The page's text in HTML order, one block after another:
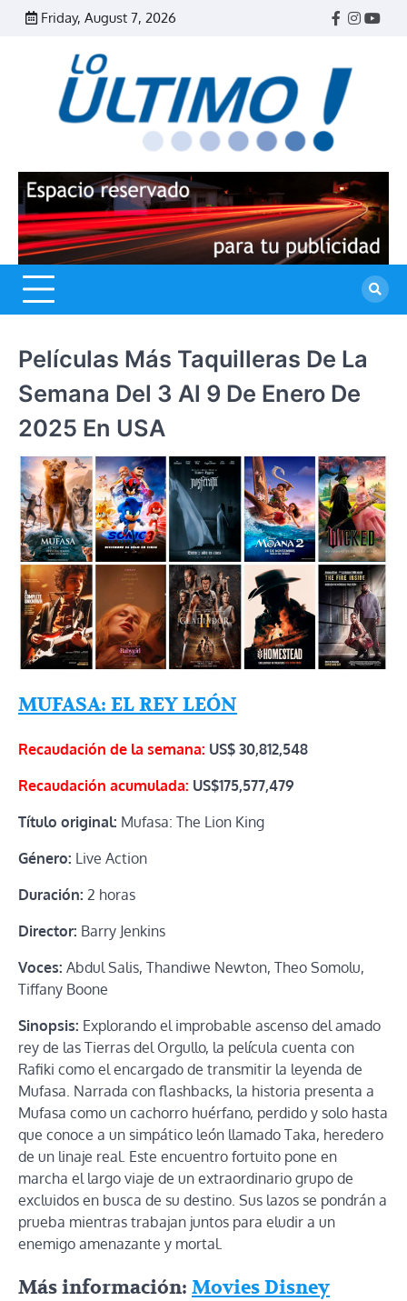
Skip
Friday, August 7, 2026
Facebook
Películas Más Taquilleras De La
Semana Del 3 Al 9 De Enero De
2025 En USA
MUFASA: EL REY LEÓN
Recaudación de la semana: US$ 30,812,548
Recaudación acumulada: US$175,577,479
Título original: Mufasa: The Lion King
Género: Live Action
Duración: 2 horas
Director: Barry Jenkins
Voces: Abdul Salis, Thandiwe Newton, Theo Somolu,
Tiffany Boone
Sinopsis: Explorando el improbable ascenso del amado
rey de las Tierras del Orgullo, la película cuenta con
Rafiki como el encargado de transmitir la leyenda de
Mufasa. Narrada con flashbacks, la historia presenta a
Mufasa como un cachorro huérfano, perdido y solo hasta
que conoce a un simpático león llamado Taka, heredero
de un linaje real. Este encuentro fortuito pone en
marcha el largo viaje de un extraordinario grupo de
excluidos en busca de su destino. Sus lazos se pondrán a
prueba mientras trabajan juntos para eludir a un
enemigo amenazante y mortal.
Más información: Movies Disney